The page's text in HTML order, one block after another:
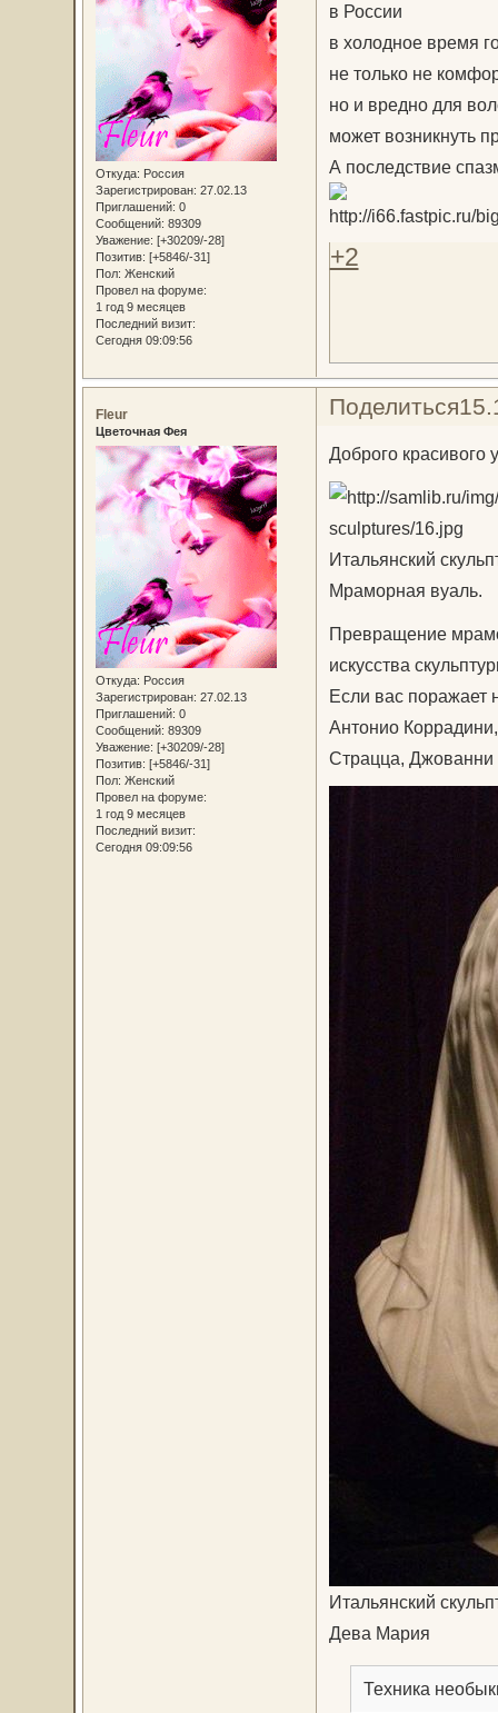
Откуда: Россия
Зарегистрирован: 27.02.13
Приглашений: 0
Сообщений: 89309
Уважение: [+30209/-28]
Позитив: [+5846/-31]
Пол: Женский
Провел на форуме:
1 год 9 месяцев
Последний визит:
Сегодня 09:09:56
в России
в холодное время
не только не
но и вредно для
может возникнуть
А последствие
+2
Поделиться
Fleur
Цветочная Фея
Откуда: Россия
Зарегистрирован: 27.02.13
Приглашений: 0
Сообщений: 89309
Уважение: [+30209/-28]
Позитив: [+5846/-31]
Пол: Женский
Провел на форуме:
1 год 9 месяцев
Последний визит:
Сегодня 09:09:56
Доброго красивого
Итальянский
Мраморная вуаль.
Превращение
искусства
Если вас поражает
Антонио
Страцца,
Итальянский
Дева Мария
Техника